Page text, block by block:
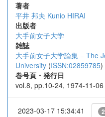
著者
平井 邦夫 Kunio HIRAI
出版者
大手前女子大学
雑誌
大手前女子大学論集 = The
University (ISSN:02859785)
巻号頁・発行日
vol.8, pp.10-24, 1974-11-06
2023-03-17 15:34:41